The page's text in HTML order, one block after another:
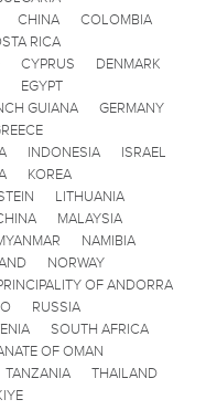
CHINA
COLOMBIA
RICA
CYPRUS
DENMARK
EGYPT
GUIANA
GERMANY
INDONESIA
ISRAEL
KOREA
LITHUANIA
MALAYSIA
NAMIBIA
NORWAY
OF ANDORRA
RUSSIA
SOUTH AFRICA
OF OMAN
TANZANIA
THAILAND